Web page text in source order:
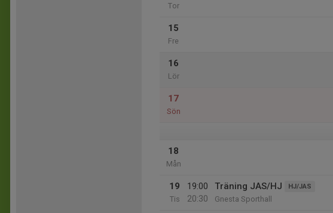
Tor
15
Fre
16
Lör
17
Sön
18
Mån
19
Tis
19:00
20:30
Träning JAS/HJ HJ/JAS
Gnesta Sporthall